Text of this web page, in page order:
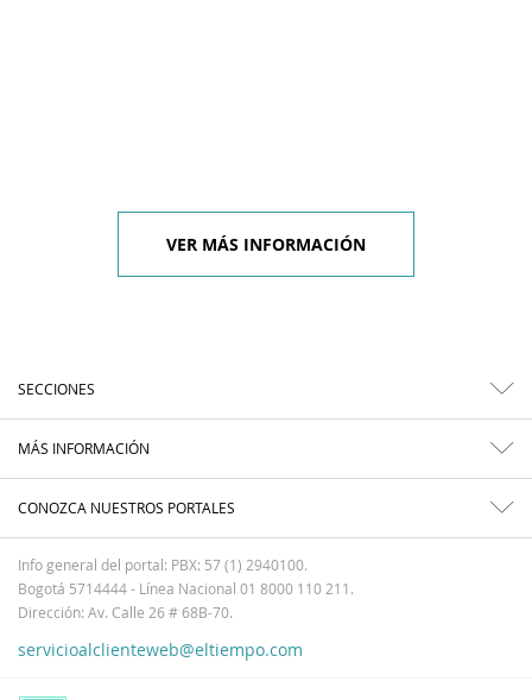
VER MÁS INFORMACIÓN
SECCIONES
MÁS INFORMACIÓN
CONOZCA NUESTROS PORTALES
Info general del portal: PBX: 57 (1) 2940100.
Bogotá 5714444 - Línea Nacional 01 8000 110 211.
Dirección: Av. Calle 26 # 68B-70.
servicioalclienteweb@eltiempo.com